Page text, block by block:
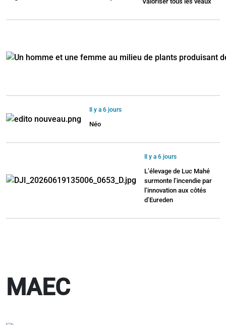
Il y a 6 jours
Néo
Il y a 6 jours
L’élevage de Luc Mahé
surmonte l’incendie par
l’innovation aux côtés
d’Eureden
MAEC